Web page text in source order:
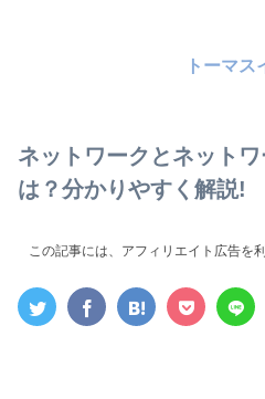
トーマス
ネットワークとネット
は？分かりやすく解説!
この記事には、アフィリエイト広告を